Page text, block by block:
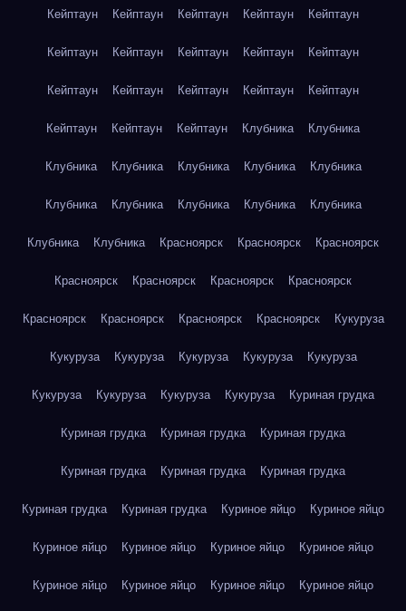
Кейптаун Кейптаун Кейптаун Кейптаун Кейптаун
Кейптаун Кейптаун Кейптаун Кейптаун Кейптаун
Кейптаун Кейптаун Кейптаун Кейптаун Кейптаун
Кейптаун Кейптаун Кейптаун Клубника Клубника
Клубника Клубника Клубника Клубника Клубника
Клубника Клубника Клубника Клубника Клубника
Клубника Клубника Красноярск Красноярск Красноярск
Красноярск Красноярск Красноярск Красноярск
Красноярск Красноярск Красноярск Красноярск Кукуруза
Кукуруза Кукуруза Кукуруза Кукуруза Кукуруза
Кукуруза Кукуруза Кукуруза Кукуруза Куриная грудка
Куриная грудка Куриная грудка Куриная грудка
Куриная грудка Куриная грудка Куриная грудка
Куриная грудка Куриная грудка Куриное яйцо Куриное яйцо
Куриное яйцо Куриное яйцо Куриное яйцо Куриное яйцо
Куриное яйцо Куриное яйцо Куриное яйцо Куриное яйцо